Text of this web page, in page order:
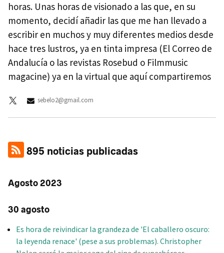
horas. Unas horas de visionado a las que, en su
momento, decidí añadir las que me han llevado a
escribir en muchos y muy diferentes medios desde
hace tres lustros, ya en tinta impresa (El Correo de
Andalucía o las revistas Rosebud o Filmmusic
magacine) ya en la virtual que aquí compartiremos
sebelo2@gmail.com
895 noticias publicadas
Agosto 2023
30 agosto
Es hora de reivindicar la grandeza de 'El caballero oscuro:
la leyenda renace' (pese a sus problemas). Christopher